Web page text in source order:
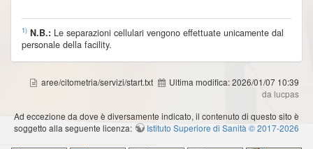
1) N.B.: Le separazioni cellulari vengono effettuate unicamente dal
personale della facility.
aree/citometria/servizi/start.txt Ultima modifica:2026/01/07 10:39
da lucpas
Ad eccezione da dove è diversamente indicato, il contenuto di questo sito è
soggetto alla seguente licenza:
Istituto Superiore di Sanità © 2017-2026